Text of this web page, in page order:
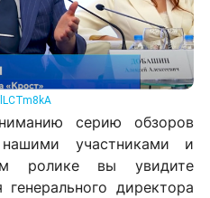
серию обзоров
участниками и
ролике вы увидите
директора